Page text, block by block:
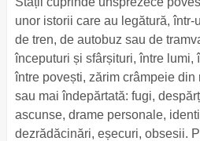
unor istorii care au legătură, într-
de tren, de autobuz sau de
începuturi și sfârșituri, între lumi,
între povești, zărim crâmpeie
sau mai îndepărtată: fugi,
ascunse, drame personale,
dezrădăcinări, eșecuri, obsesii.